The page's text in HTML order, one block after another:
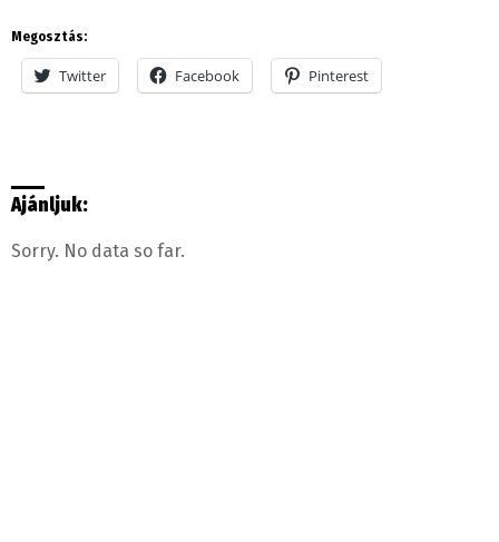
Megosztás:
Twitter Facebook Pinterest
Ajánljuk:
Sorry. No data so far.